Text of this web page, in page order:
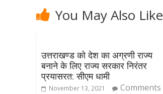
You May Also Like
उत्तराखण्ड को देश का अग्रणी राज्य
बनाने के लिए राज्य सरकार निरंतर
प्रयासरत: सीएम धामी
November 13, 2021
Comments